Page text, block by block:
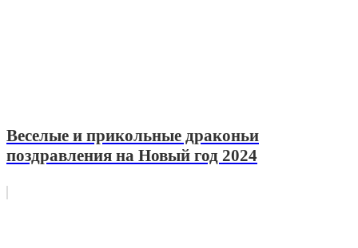
Веселые и прикольные драконьи
поздравления на Новый год 2024